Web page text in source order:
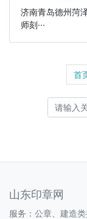
济南青岛德州菏
师刻···
首
山东印章网
服务：公章、建造